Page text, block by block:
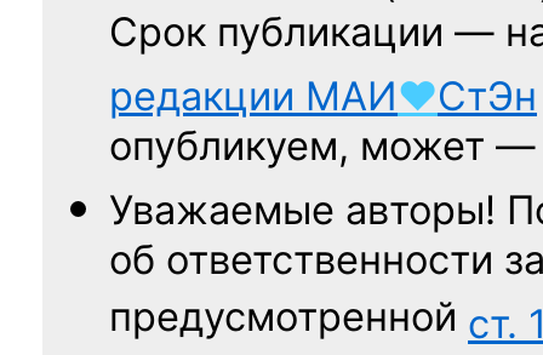
Срок публикации —
редакции МАИ♥СтЭн
опубликуем, может
Уважаемые авторы!
об ответственности
предусмотренной ст.